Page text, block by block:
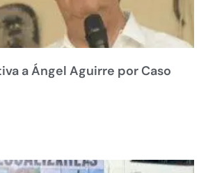
a Ángel Aguirre por Caso